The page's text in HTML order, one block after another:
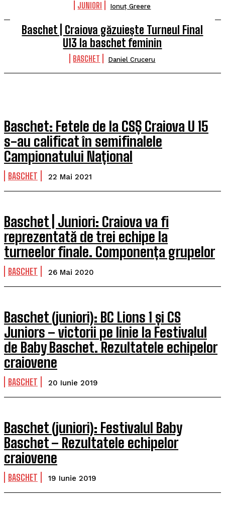
JUNIORI Ionuț Greere
Baschet | Craiova găzuiește Turneul Final
U13 la baschet feminin
BASCHET Daniel Cruceru
Baschet: Fetele de la CSȘ Craiova U 15
s-au calificat în semifinalele
Campionatului Național
BASCHET 22 Mai 2021
Baschet | Juniori: Craiova va fi
reprezentată de trei echipe la
turneelor finale. Componența grupelor
BASCHET 26 Mai 2020
Baschet (juniori): BC Lions 1 și CS
Juniors – victorii pe linie la Festivalul
de Baby Baschet. Rezultatele echipelor
craiovene
BASCHET 20 Iunie 2019
Baschet (juniori): Festivalul Baby
Baschet – Rezultatele echipelor
craiovene
BASCHET 19 Iunie 2019